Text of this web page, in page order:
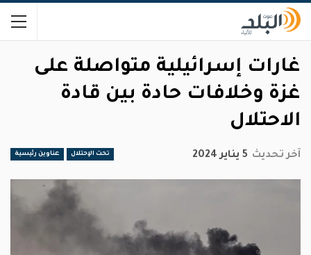
غارات إسرائيلية متواصلة على
غزة وخلافات حادة بين قادة
الاحتلال
تحت الإحتلال عناوين رئيسية آخر تحديث 5 يناير 2024